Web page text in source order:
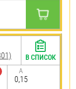
A
0,15
В СПИСОК